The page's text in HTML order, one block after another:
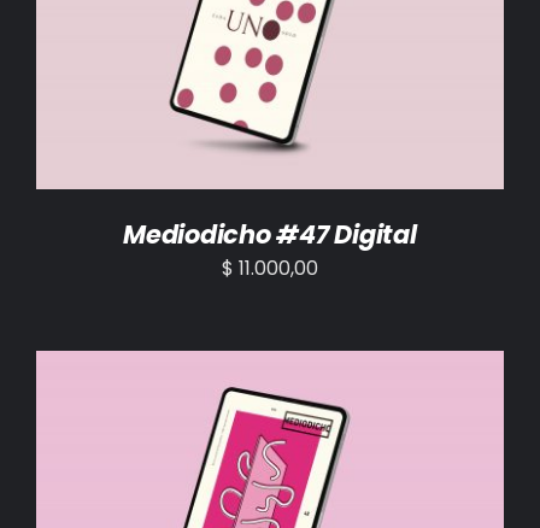
AÑADIR AL CARRITO /
Mediodicho #47 Digital
$ 11.000,00
AÑADIR AL CARRITO /